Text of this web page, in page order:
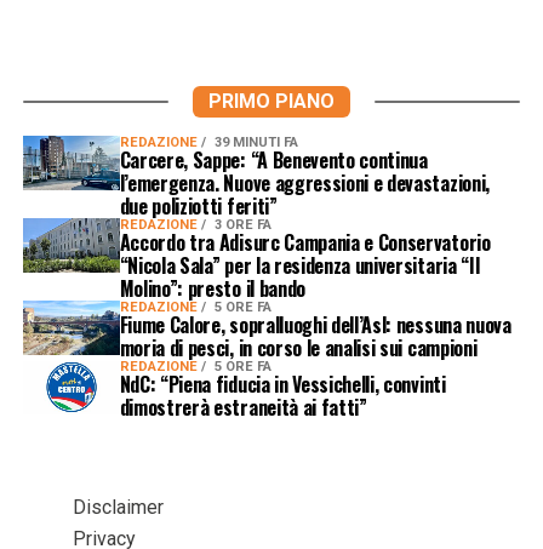
PRIMO PIANO
REDAZIONE 39 MINUTI FA
Carcere, Sappe: “A Benevento continua
l’emergenza. Nuove aggressioni e devastazioni,
due poliziotti feriti”
REDAZIONE 3 ORE FA
Accordo tra Adisurc Campania e Conservatorio
“Nicola Sala” per la residenza universitaria “Il
Molino”: presto il bando
REDAZIONE 5 ORE FA
Fiume Calore, sopralluoghi dell’Asl: nessuna nuova
moria di pesci, in corso le analisi sui campioni
REDAZIONE 5 ORE FA
NdC: “Piena fiducia in Vessichelli, convinti
dimostrerà estraneità ai fatti”
Disclaimer
Privacy